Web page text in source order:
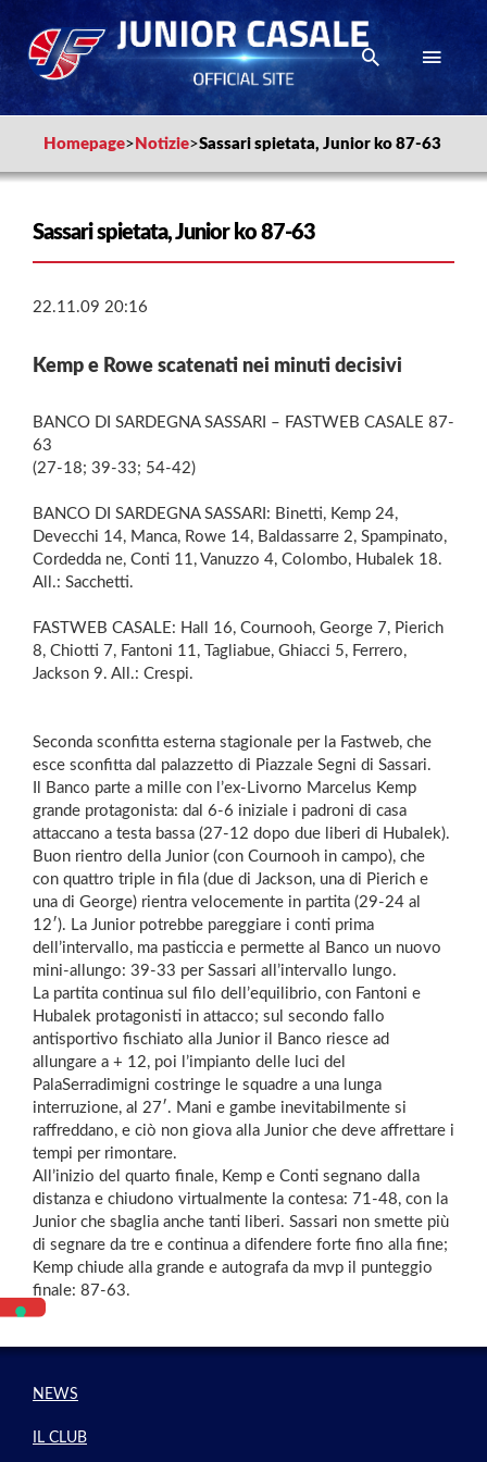
Homepage> Notizie>Sassari spietata, Junior ko 87-63
Sassari spietata, Junior ko 87-63
22.11.09 20:16
Kemp e Rowe scatenati nei minuti decisivi
BANCO DI SARDEGNA SASSARI – FASTWEB CASALE 87-
63
(27-18; 39-33; 54-42)
BANCO DI SARDEGNA SASSARI: Binetti, Kemp 24,
Devecchi 14, Manca, Rowe 14, Baldassarre 2, Spampinato,
Cordedda ne, Conti 11, Vanuzzo 4, Colombo, Hubalek 18.
All.: Sacchetti.
FASTWEB CASALE: Hall 16, Cournooh, George 7, Pierich
8, Chiotti 7, Fantoni 11, Tagliabue, Ghiacci 5, Ferrero,
Jackson 9. All.: Crespi.
Seconda sconfitta esterna stagionale per la Fastweb, che
esce sconfitta dal palazzetto di Piazzale Segni di Sassari.
Il Banco parte a mille con l’ex-Livorno Marcelus Kemp
grande protagonista: dal 6-6 iniziale i padroni di casa
attaccano a testa bassa (27-12 dopo due liberi di Hubalek).
Buon rientro della Junior (con Cournooh in campo), che
con quattro triple in fila (due di Jackson, una di Pierich e
una di George) rientra velocemente in partita (29-24 al
12′). La Junior potrebbe pareggiare i conti prima
dell’intervallo, ma pasticcia e permette al Banco un nuovo
mini-allungo: 39-33 per Sassari all’intervallo lungo.
La partita continua sul filo dell’equilibrio, con Fantoni e
Hubalek protagonisti in attacco; sul secondo fallo
antisportivo fischiato alla Junior il Banco riesce ad
allungare a + 12, poi l’impianto delle luci del
PalaSerradimigni costringe le squadre a una lunga
interruzione, al 27′. Mani e gambe inevitabilmente si
raffreddano, e ciò non giova alla Junior che deve affrettare i
tempi per rimontare.
All’inizio del quarto finale, Kemp e Conti segnano dalla
distanza e chiudono virtualmente la contesa: 71-48, con la
Junior che sbaglia anche tanti liberi. Sassari non smette più
di segnare da tre e continua a difendere forte fino alla fine;
Kemp chiude alla grande e autografa da mvp il punteggio
finale: 87-63.
NEWS
IL CLUB